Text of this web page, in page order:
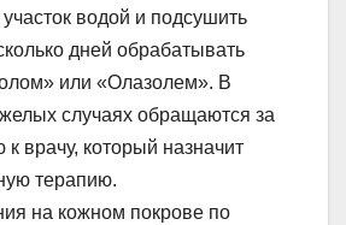
участок водой и подсушить
дней обрабатывать
или «Олазолем». В
случаях обращаются за
врачу, который назначит
терапию.
на кожном покрове по